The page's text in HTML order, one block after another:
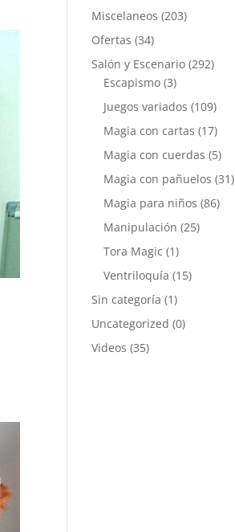
Miscelaneos (203)
Ofertas (34)
Salón y Escenario (292)
Escapismo (3)
Juegos variados (109)
Magia con cartas (17)
Magia con cuerdas (5)
Magia con pañuelos (31)
Magia para niños (86)
Manipulación (25)
Tora Magic (1)
Ventriloquía (15)
Sin categoría (1)
Uncategorized (0)
Videos (35)